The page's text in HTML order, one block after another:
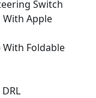
Switch
With Apple
With Foldable